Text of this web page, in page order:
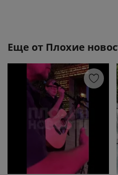
Еще от Плохие